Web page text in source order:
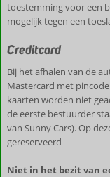
toestemming voor een
mogelijk tegen een
Creditcard
Bij het afhalen van de
Mastercard met
kaarten worden niet
de eerste bestuurder
van Sunny Cars). Op
gereserveerd
Niet in het bezit van